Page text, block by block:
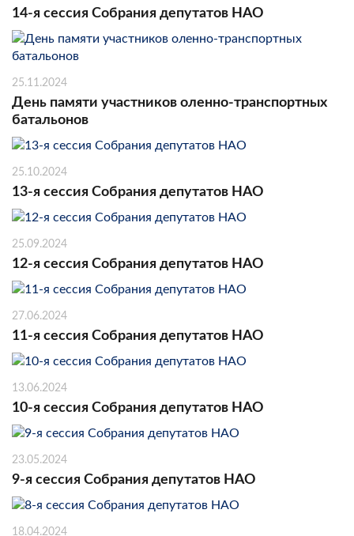
14-я сессия Собрания депутатов НАО
25.11.2024
День памяти участников оленно-транспортных
батальонов
25.10.2024
13-я сессия Собрания депутатов НАО
25.09.2024
12-я сессия Собрания депутатов НАО
27.06.2024
11-я сессия Собрания депутатов НАО
13.06.2024
10-я сессия Собрания депутатов НАО
23.05.2024
9-я сессия Собрания депутатов НАО
18.04.2024